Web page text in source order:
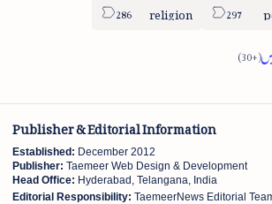
religion
Publisher & Editorial Information
Established: December 2012
Publisher: Taemeer Web Design & Development
Head Office: Hyderabad, Telangana, India
Editorial Responsibility: TaemeerNews Editorial